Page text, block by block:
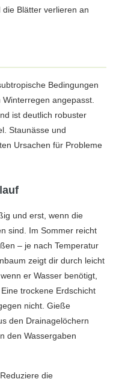
Blätter verlieren an
Bedingungen
angepasst.
ist deutlich robuster
Staunässe und
Ursachen für Probleme
und erst, wenn die
sind. Im Sommer reicht
– je nach Temperatur
zeigt dir durch leicht
er Wasser benötigt,
trockene Erdschicht
nicht. Gieße
den Drainagelöchern
den Wassergaben
Reduziere die